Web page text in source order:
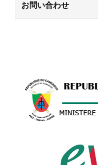
お問い合わせ